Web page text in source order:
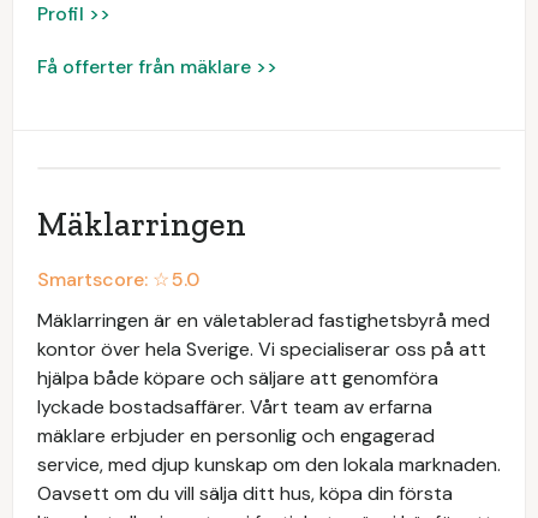
Profil >>
Få offerter från mäklare >>
Mäklarringen
Smartscore: ☆5.0
Mäklarringen är en väletablerad fastighetsbyrå med
kontor över hela Sverige. Vi specialiserar oss på att
hjälpa både köpare och säljare att genomföra
lyckade bostadsaffärer. Vårt team av erfarna
mäklare erbjuder en personlig och engagerad
service, med djup kunskap om den lokala marknaden.
Oavsett om du vill sälja ditt hus, köpa din första